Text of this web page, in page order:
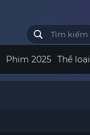
Phim 2025 Thể loại